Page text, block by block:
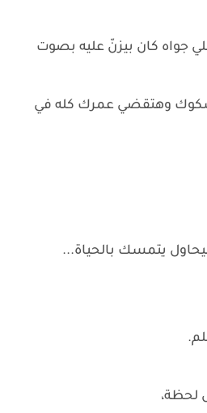
جواه كان بيزنّ عليه بصوت
وهتقضي عمرك كله في
بيحاول يتمسك بالحياة...
لحظة،